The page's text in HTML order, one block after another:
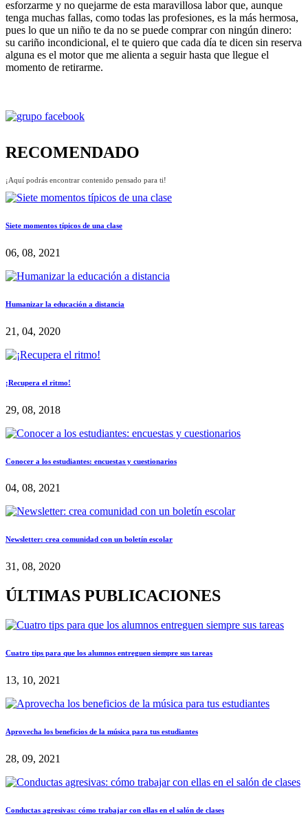
esforzarme y no quejarme de esta maravillosa labor que, aunque
tenga muchas fallas, como todas las profesiones, es la más hermosa,
pues lo que un niño te da no se puede comprar con ningún dinero:
su cariño incondicional, el te quiero que cada día te dicen sin reserva
alguna es el motor que me alienta a seguir hasta que llegue el
momento de retirarme.
RECOMENDADO
¡Aquí podrás encontrar contenido pensado para ti!
Siete momentos típicos de una clase
06, 08, 2021
Humanizar la educación a distancia
21, 04, 2020
¡Recupera el ritmo!
29, 08, 2018
Conocer a los estudiantes: encuestas y cuestionarios
04, 08, 2021
Newsletter: crea comunidad con un boletín escolar
31, 08, 2020
ÚLTIMAS PUBLICACIONES
Cuatro tips para que los alumnos entreguen siempre sus tareas
13, 10, 2021
Aprovecha los beneficios de la música para tus estudiantes
28, 09, 2021
Conductas agresivas: cómo trabajar con ellas en el salón de clases